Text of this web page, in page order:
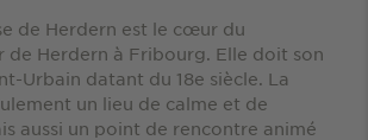
de Herdern est le cœur du
de Herdern à Fribourg. Elle doit son
Urbain datant du 18e siècle. La
un lieu de calme et de
aussi un point de rencontre animé